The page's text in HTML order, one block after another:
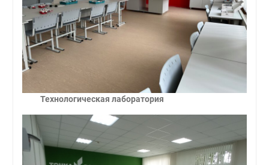
Технологическая лаборатория